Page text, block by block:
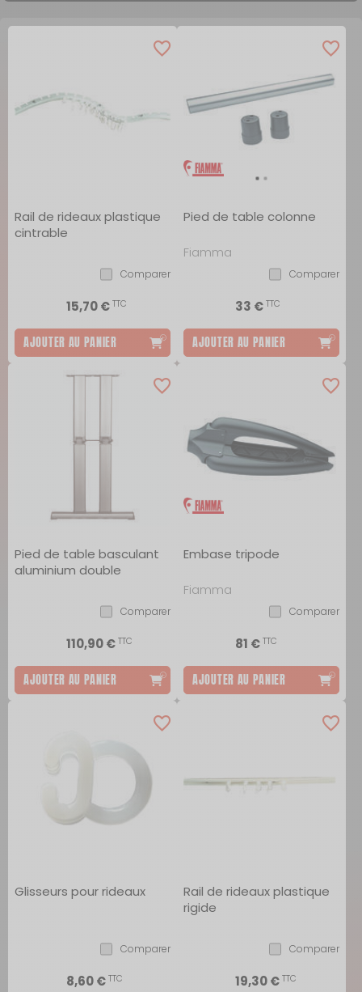
Rail de rideaux plastique
cintrable
Comparer
15,70 €TTC
AJOUTER AU PANIER
Pied de table colonne
Fiamma
Comparer
33 €TTC
AJOUTER AU PANIER
Pied de table basculant
aluminium double
Comparer
110,90 €TTC
AJOUTER AU PANIER
Embase tripode
Fiamma
Comparer
81 €TTC
AJOUTER AU PANIER
Glisseurs pour rideaux
Comparer
8,60 €TTC
Rail de rideaux plastique
rigide
Comparer
19,30 €TTC